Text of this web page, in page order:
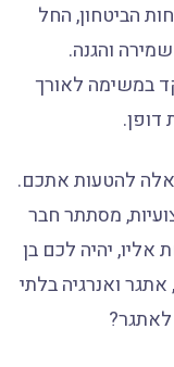
הביטחון, החל
והגנה.
במשימה לאורך
להטעות אתכם.
מסתתר חבר
יהיה לכם בן
ואנרגיה בלתי